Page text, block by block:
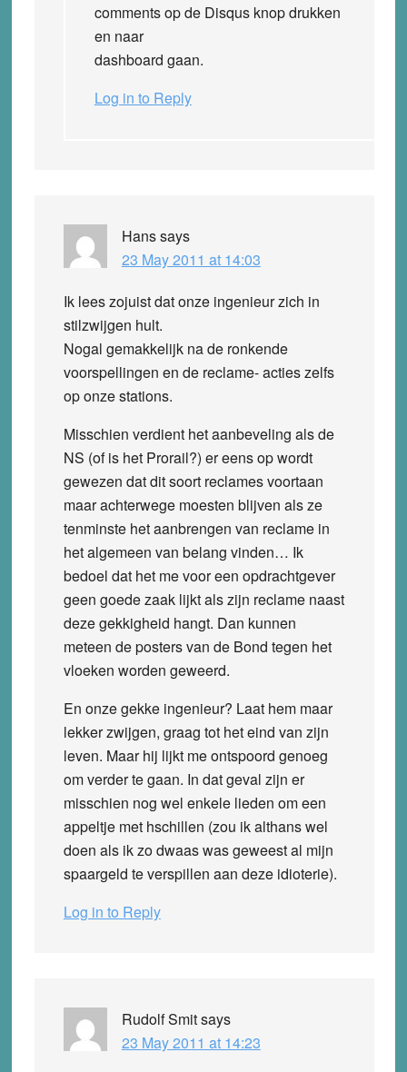
comments op de Disqus knop drukken
en naar
dashboard gaan.
Log in to Reply
Hanssays
23 May 2011 at 14:03
Ik lees zojuist dat onze ingenieur zich in
stilzwijgen hult.
Nogal gemakkelijk na de ronkende
voorspellingen en de reclame- acties zelfs
op onze stations.
Misschien verdient het aanbeveling als de
NS (of is het Prorail?) er eens op wordt
gewezen dat dit soort reclames voortaan
maar achterwege moesten blijven als ze
tenminste het aanbrengen van reclame in
het algemeen van belang vinden… Ik
bedoel dat het me voor een opdrachtgever
geen goede zaak lijkt als zijn reclame naast
deze gekkigheid hangt. Dan kunnen
meteen de posters van de Bond tegen het
vloeken worden geweerd.
En onze gekke ingenieur? Laat hem maar
lekker zwijgen, graag tot het eind van zijn
leven. Maar hij lijkt me ontspoord genoeg
om verder te gaan. In dat geval zijn er
misschien nog wel enkele lieden om een
appeltje met hschillen (zou ik althans wel
doen als ik zo dwaas was geweest al mijn
spaargeld te verspillen aan deze idioterie).
Log in to Reply
Rudolf Smitsays
23 May 2011 at 14:23